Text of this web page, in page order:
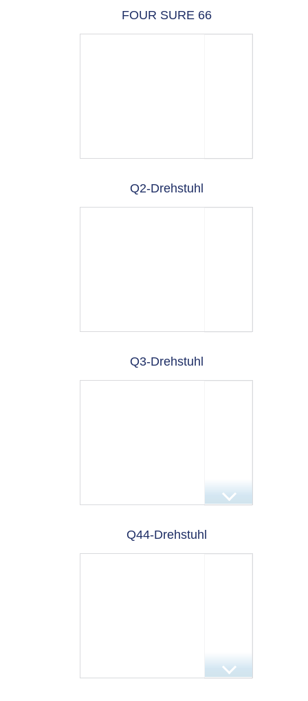
FOUR SURE 66
Q2-Drehstuhl
Q3-Drehstuhl
Q44-Drehstuhl